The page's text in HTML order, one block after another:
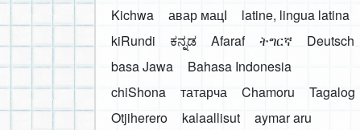
Kichwa
авар мацӀ
latine, lingua latina
kiRundi
ಕನ್ನಡ Afaraf ትግርኛ
Deutsch
basa Jawa
Bahasa Indonesia
chiShona
татарча Chamoru
Tagalog
Otjiherero
kalaallisut
aymar aru